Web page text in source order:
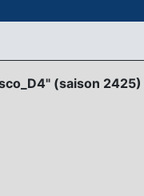
(saison 2425)